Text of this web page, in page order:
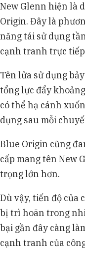
New Glenn hiện là
Origin. Đây là
năng tái sử dụng
cạnh tranh trực tiếp
Tên lửa sử dụng
tổng lực đẩy
có thể hạ cánh
dụng sau mỗi
Blue Origin cũng
cấp mang tên New
trọng lớn hơn.
Dù vậy, tiến độ của
bị trì hoãn trong
bại gần đây càng
cạnh tranh của